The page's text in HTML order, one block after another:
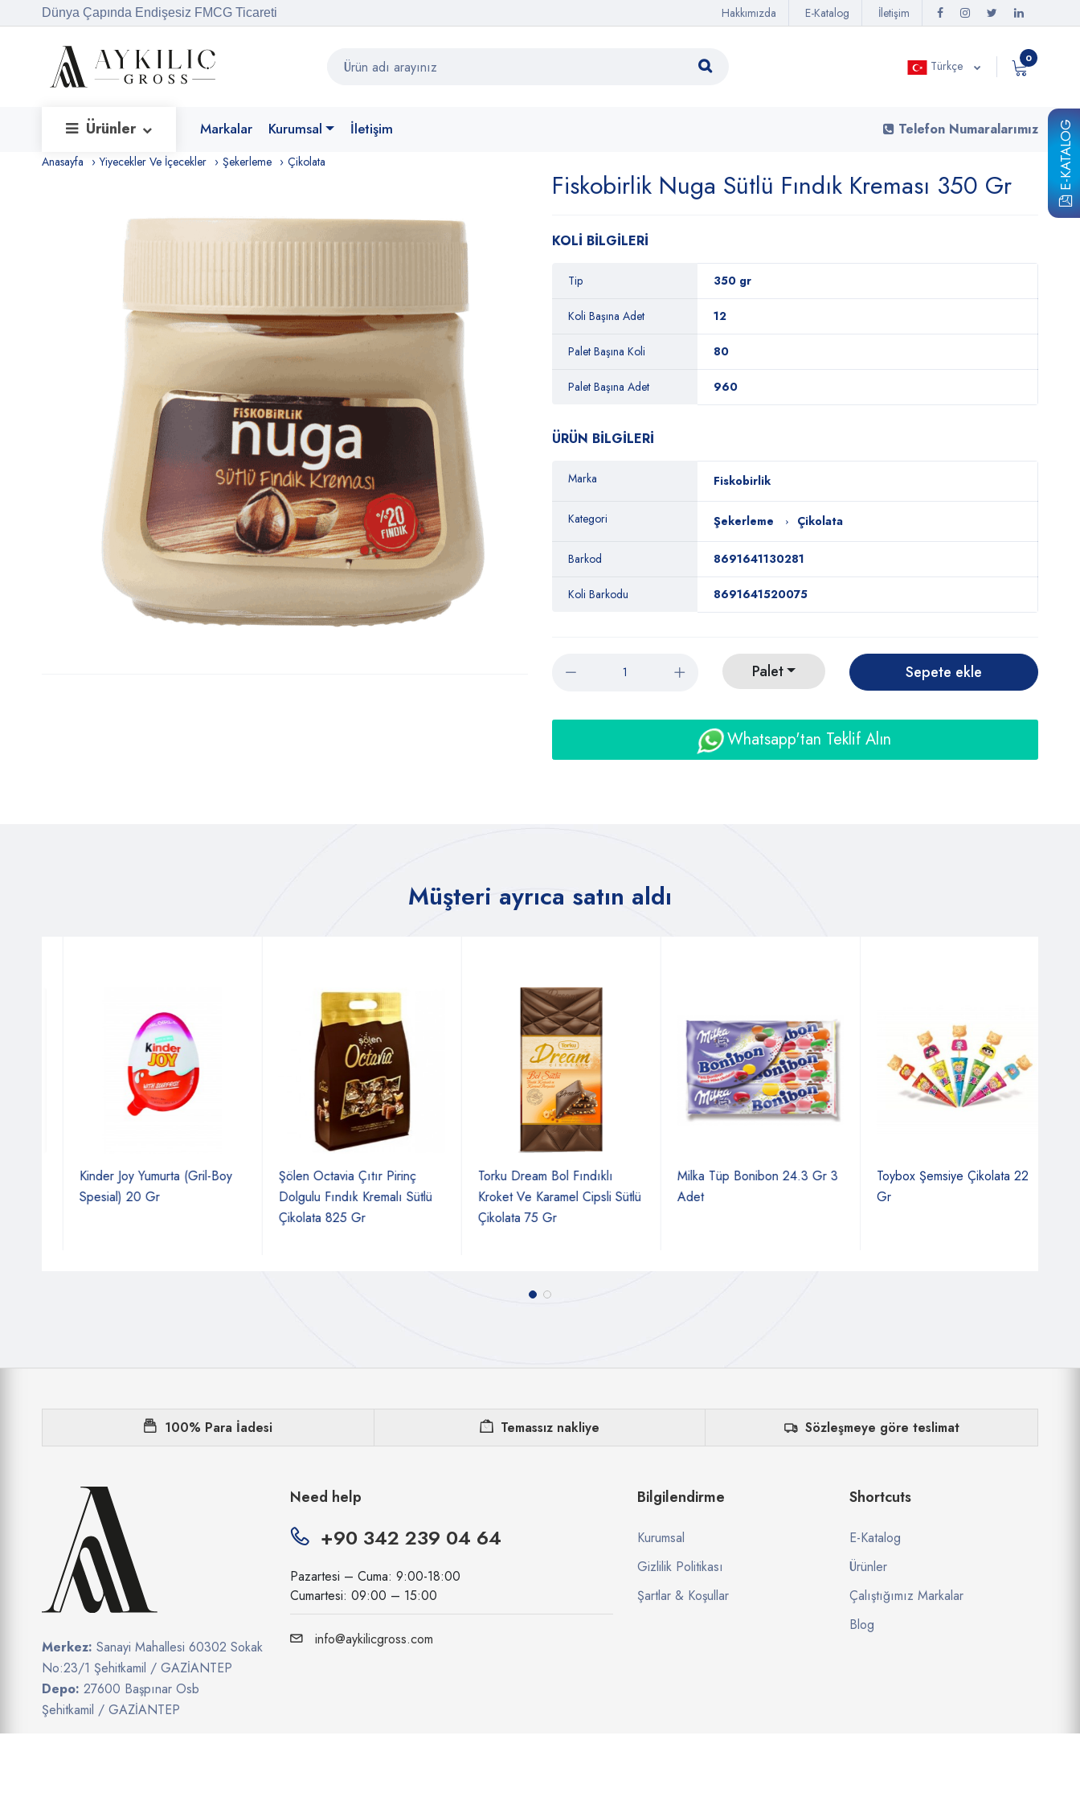
E-KATALOG
Dünya Çapında Endişesiz FMCG Ticareti Hakkımızda E-Katalog İletişim
0
Türkçe
Ürünler Markalar Kurumsal İletişim Telefon Numaralarımız
Anasayfa Yiyecekler Ve İçecekler Şekerleme Çikolata
Fiskobirlik Nuga Sütlü Fındık Kreması 350 Gr
KOLİ BİLGİLERİ
Tip 350 gr
Koli Başına Adet 12
Palet Başına Koli 80
Palet Başına Adet 960
ÜRÜN BİLGİLERİ
Marka Fiskobirlik
Kategori Şekerleme Çikolata
Barkod 8691641130281
Koli Barkodu 8691641520075
Palet Sepete ekle
Whatsapp'tan Teklif Alın
Müşteri ayrıca satın aldı
Kinder Joy Yumurta (Gril-Boy
Spesial) 20 Gr
Şölen Octavia Çıtır Pirinç
Dolgulu Fındık Kremalı Sütlü
Çikolata 825 Gr
Torku Dream Bol Fındıklı
Kroket Ve Karamel Cipsli Sütlü
Çikolata 75 Gr
Milka Tüp Bonibon 24.3 Gr 3
Adet
Toybox Şemsiye Çikolata 22
100% Para İadesi Temassız nakliye Sözleşmeye göre teslimat
Merkez: Sanayi Mahallesi 60302 Sokak
No:23/1 Şehitkamil / GAZİANTEP
Depo: 27600 Başpınar Osb
Şehitkamil / GAZİANTEP
Need help
+90 342 239 04 64
Pazartesi – Cuma: 9:00-18:00
Cumartesi: 09:00 – 15:00
info@aykilicgross.com
Bilgilendirme
Kurumsal
Gizlilik Politikası
Şartlar & Koşullar
Shortcuts
E-Katalog
Ürünler
Çalıştığımız Markalar
Blog